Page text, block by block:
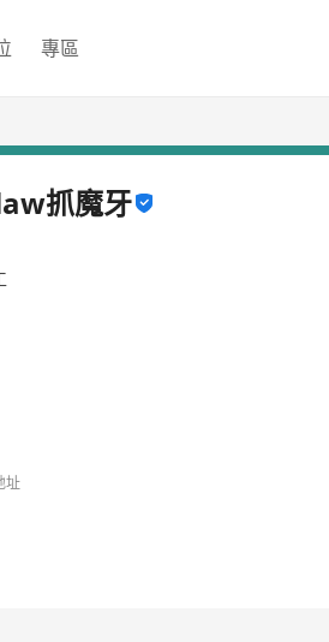
專區
抓魔牙
址